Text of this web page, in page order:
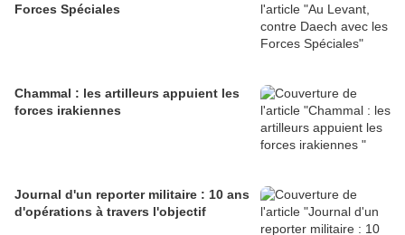
Forces Spéciales
Chammal : les artilleurs appuient les
forces irakiennes
Journal d'un reporter militaire : 10 ans
d'opérations à travers l'objectif